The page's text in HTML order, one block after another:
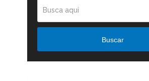
Buscar